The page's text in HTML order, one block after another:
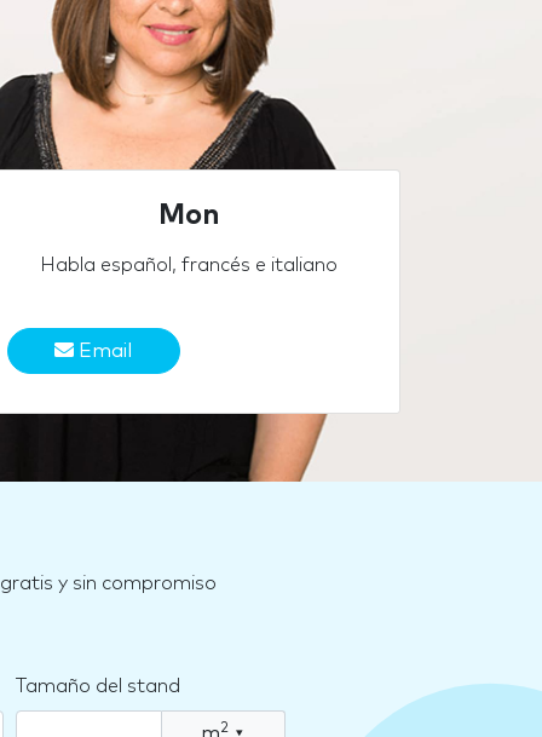
Mon
Habla español, francés e italiano
Email
y sin compromiso
Tamaño del stand
2